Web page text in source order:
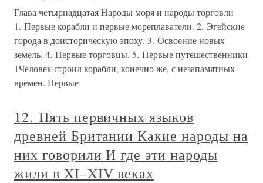
Глава четырнадцатая Народы моря и народы торговли
1. Первые корабли и первые мореплаватели. 2. Эгейские
города в доисторическую эпоху. 3. Освоение новых
земель. 4. Первые торговцы. 5. Первые путешественники
1Человек строил корабли, конечно же, с незапамятных
времен. Первые
12. Пять первичных языков
древней Британии Какие народы на
них говорили И где эти народы
жили в XI–XIV веках